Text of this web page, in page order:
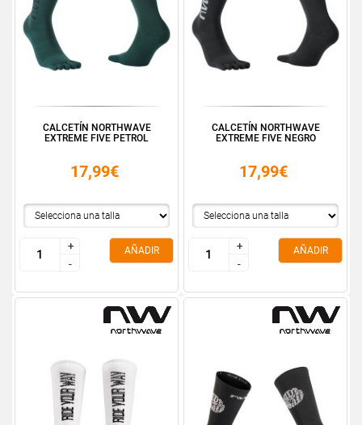
CALCETÍN NORTHWAVE
EXTREME FIVE PETROL
17,99€
+
-
+
-
AÑADIR
CALCETÍN NORTHWAVE
EXTREME FIVE NEGRO
17,99€
+
-
+
-
AÑADIR